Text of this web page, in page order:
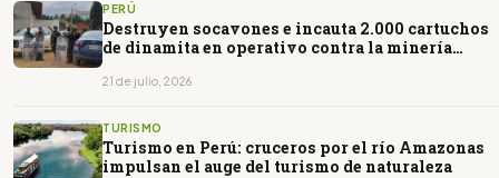
PERÚ
Destruyen socavones e incauta 2.000 cartuchos
de dinamita en operativo contra la minería
21 de julio, 2026
TURISMO
Turismo en Perú: cruceros por el río Amazonas
impulsan el auge del turismo de naturaleza